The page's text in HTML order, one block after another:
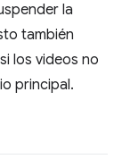
la
también
los videos no
principal.